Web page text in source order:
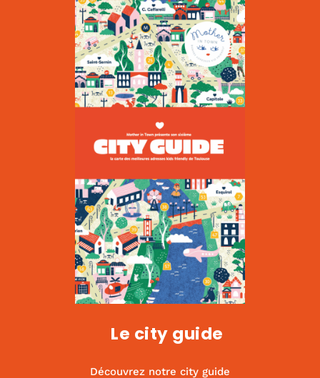
Le Kiwi
CULTURE
Le city guide
Découvrez notre city guide